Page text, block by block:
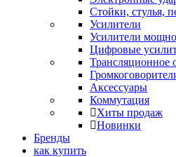
Стойки, стулья,
Усилители
Усилители
Цифровые
Трансляционное
Аксессуары
Коммутация
Хиты продаж
Новинки
Бренды
как купить